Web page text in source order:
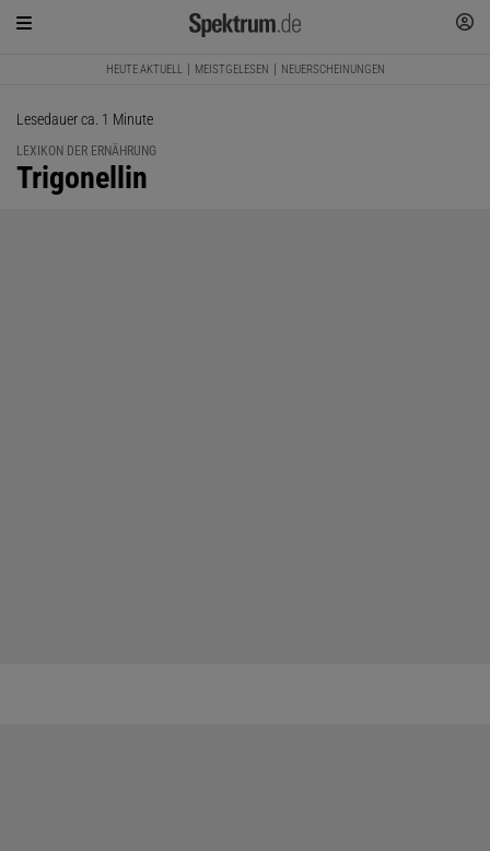
HEUTE AKTUELL MEISTGELESEN NEUERSCHEINUNGEN
Lesedauer ca. 1 Minute
LEXIKON DER ERNÄHRUNG
:
Trigonellin